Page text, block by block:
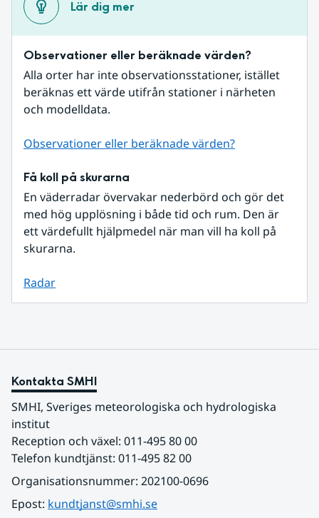
Lär dig mer
Observationer eller beräknade värden?
Alla orter har inte observationsstationer, istället
beräknas ett värde utifrån stationer i närheten
och modelldata.
Observationer eller beräknade värden?
Få koll på skurarna
En väderradar övervakar nederbörd och gör det
med hög upplösning i både tid och rum. Den är
ett värdefullt hjälpmedel när man vill ha koll på
skurarna.
Radar
Kontakta SMHI
SMHI, Sveriges meteorologiska och hydrologiska
institut
Reception och växel: 011-495 80 00
Telefon kundtjänst: 011-495 82 00
Organisationsnummer: 202100-0696
Epost: kundtjanst@smhi.se